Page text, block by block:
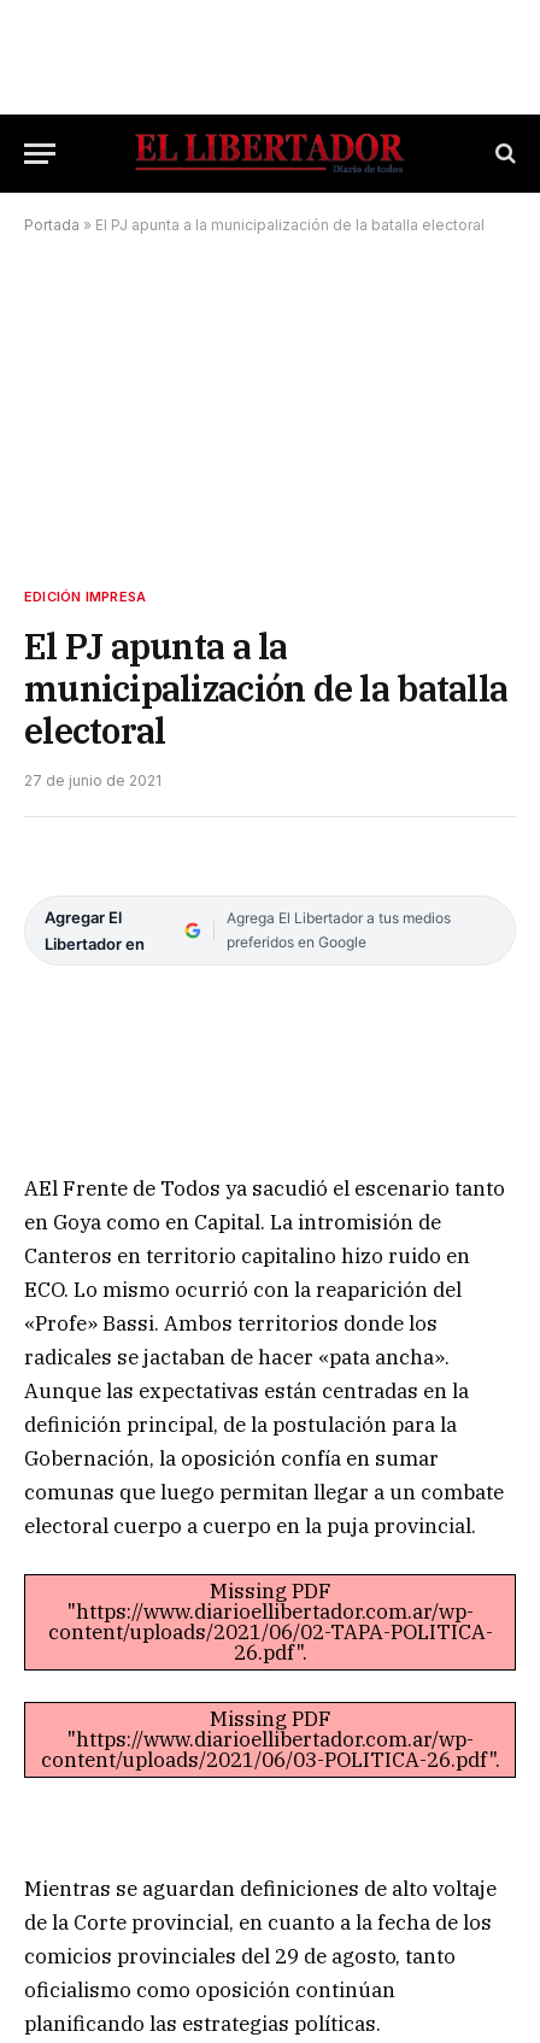
Portada » El PJ apunta a la municipalización de la batalla electoral
EDICIÓN IMPRESA
El PJ apunta a la
municipalización de la batalla
electoral
27 de junio de 2021
Agregar El
Libertador en
Agrega El Libertador a tus medios
preferidos en Google
AEl Frente de Todos ya sacudió el escenario tanto
en Goya como en Capital. La intromisión de
Canteros en territorio capitalino hizo ruido en
ECO. Lo mismo ocurrió con la reaparición del
«Profe» Bassi. Ambos territorios donde los
radicales se jactaban de hacer «pata ancha».
Aunque las expectativas están centradas en la
definición principal, de la postulación para la
Gobernación, la oposición confía en sumar
comunas que luego permitan llegar a un combate
electoral cuerpo a cuerpo en la puja provincial.
Missing PDF
"https://www.diarioellibertador.com.ar/wp-
content/uploads/2021/06/02-TAPA-POLITICA-
26.pdf".
Missing PDF
"https://www.diarioellibertador.com.ar/wp-
content/uploads/2021/06/03-POLITICA-26.pdf".
Mientras se aguardan definiciones de alto voltaje
de la Corte provincial, en cuanto a la fecha de los
comicios provinciales del 29 de agosto, tanto
oficialismo como oposición continúan
planificando las estrategias políticas.